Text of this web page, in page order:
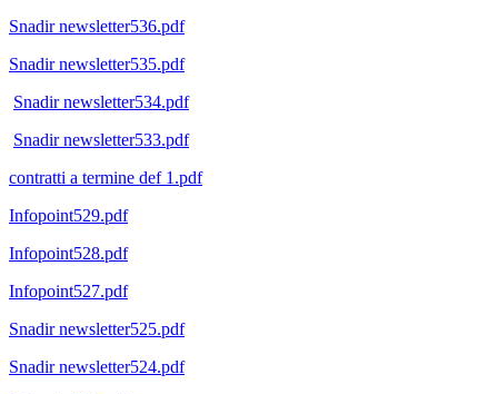
Snadir newsletter536.pdf
Snadir newsletter535.pdf
Snadir newsletter534.pdf
Snadir newsletter533.pdf
contratti a termine def 1.pdf
Infopoint529.pdf
Infopoint528.pdf
Infopoint527.pdf
Snadir newsletter525.pdf
Snadir newsletter524.pdf